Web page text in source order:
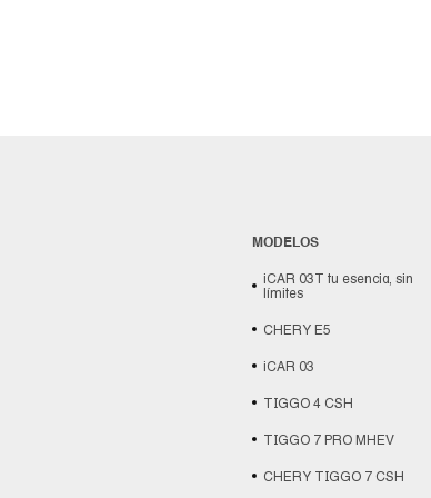
MODELOS
iCAR 03T tu esencia, sin
límites
CHERY E5
iCAR 03
TIGGO 4 CSH
TIGGO 7 PRO MHEV
CHERY TIGGO 7 CSH